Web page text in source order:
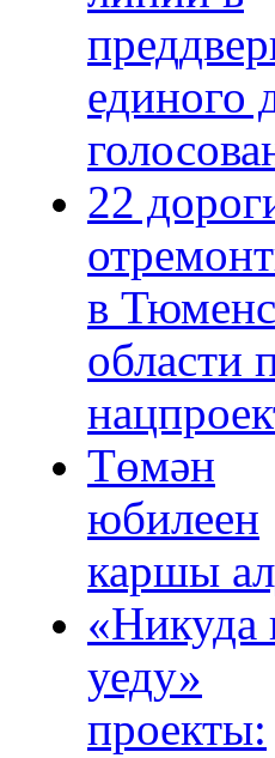
единого
22
в
области
Төмән
юбилеен
каршы
«Никуда
уеду»
проекты: